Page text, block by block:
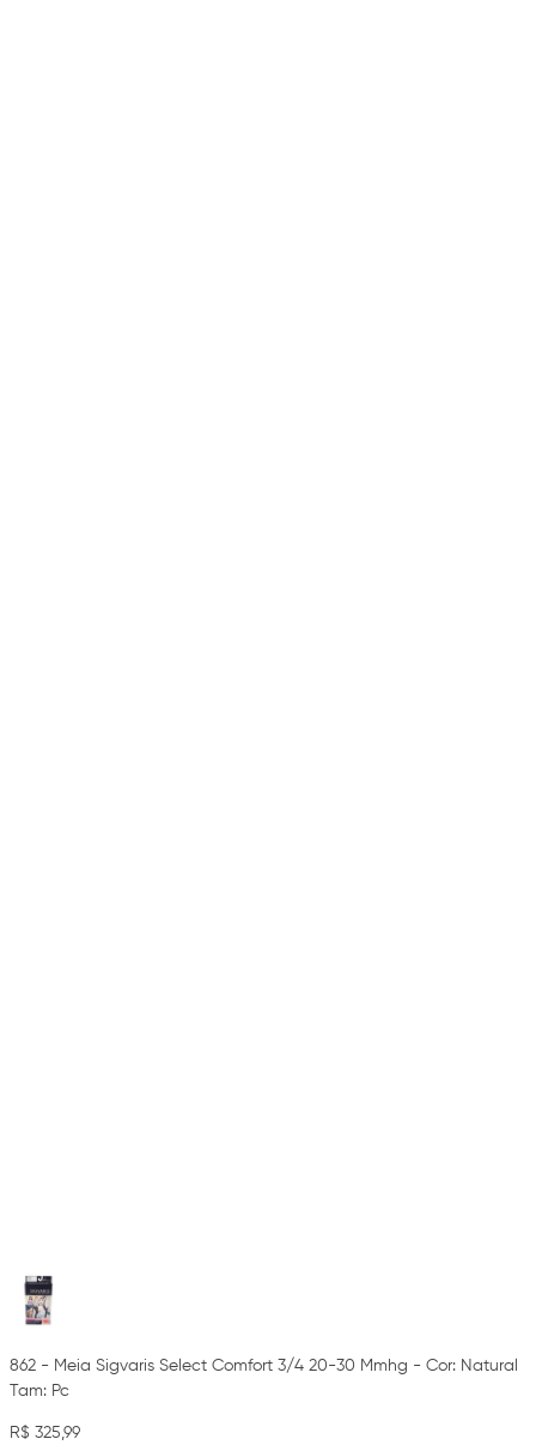
862 - Meia Sigvaris Select Comfort 3/4 20-30 Mmhg - Cor: Natural
Tam: Pc
R$ 325,99